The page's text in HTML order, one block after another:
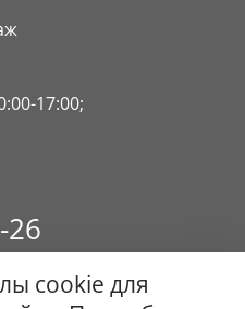
17:00;
26
cookie для